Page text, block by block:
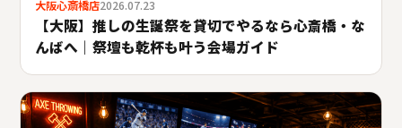
大阪心斎橋店2026.07.23
【大阪】推しの生誕祭を貸切でやるなら心斎橋・な
んばへ｜祭壇も乾杯も叶う会場ガイド